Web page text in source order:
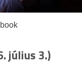
július 3.)